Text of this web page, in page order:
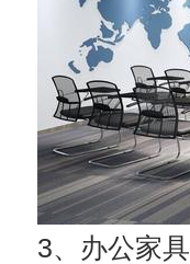
3、办公家